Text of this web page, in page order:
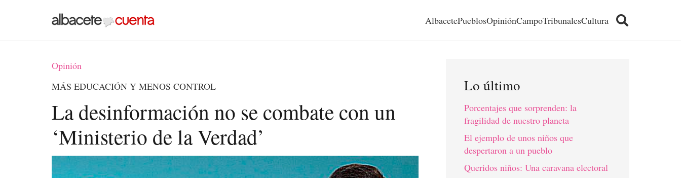
AlbacetePueblosOpiniónCampoTribunalesCultura
Opinión
MÁS EDUCACIÓN Y MENOS CONTROL
La desinformación no se combate con un
‘Ministerio de la Verdad’
Lo último
Porcentajes que sorprenden: la
fragilidad de nuestro planeta
El ejemplo de unos niños que
despertaron a un pueblo
Queridos niños: Una caravana electoral